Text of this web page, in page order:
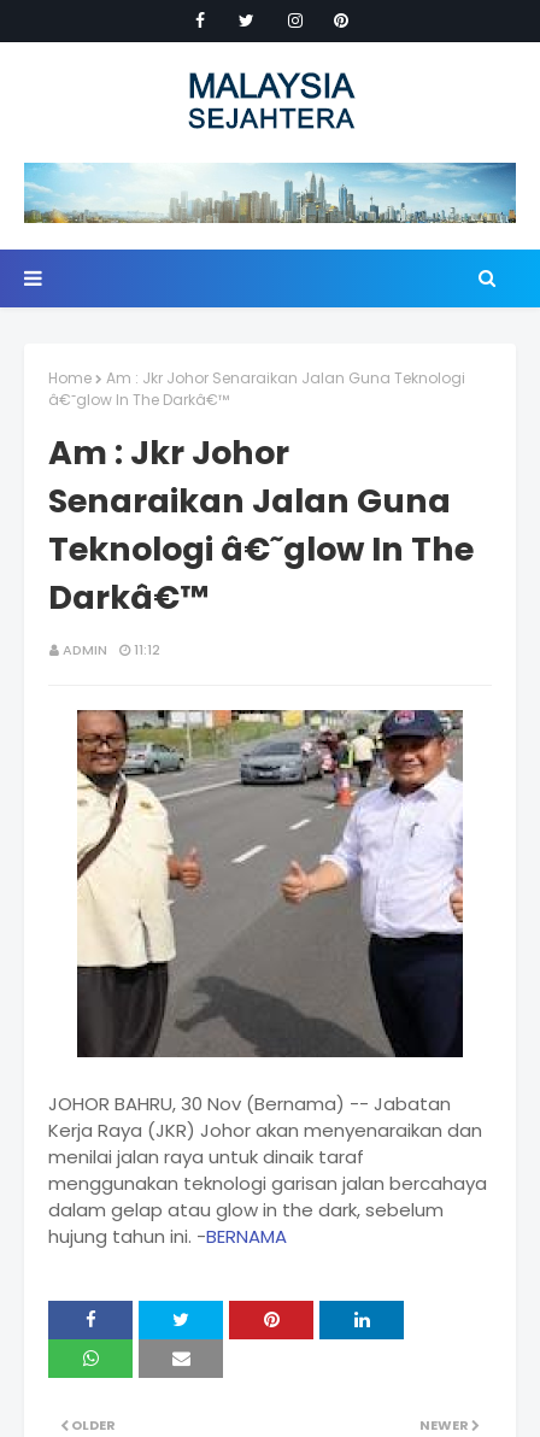
Home
Am : Jkr Johor Senaraikan Jalan Guna Teknologi
â€˜glow In The Darkâ€™
Am : Jkr Johor
Senaraikan Jalan Guna
Teknologi â€˜glow In The
Darkâ€™
ADMIN 11:12
JOHOR BAHRU, 30 Nov (Bernama) -- Jabatan
Kerja Raya (JKR) Johor akan menyenaraikan dan
menilai jalan raya untuk dinaik taraf
menggunakan teknologi garisan jalan bercahaya
dalam gelap atau glow in the dark, sebelum
hujung tahun ini. -BERNAMA
NEWER
OLDER